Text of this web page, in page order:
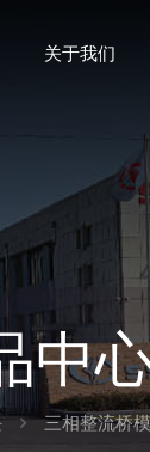
关于我们
中
三相整流桥